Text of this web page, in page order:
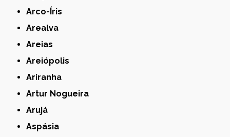
Arco-Íris
Arealva
Areias
Areiópolis
Ariranha
Artur Nogueira
Arujá
Aspásia